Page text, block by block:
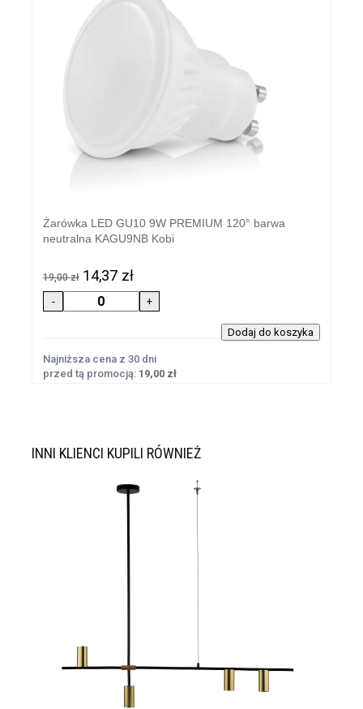
Żarówka LED GU10 9W PREMIUM 120° barwa
neutralna KAGU9NB Kobi
19,00 zł 14,37 zł
Najniższa cena z 30 dni
przed tą promocją: 19,00 zł
INNI KLIENCI KUPILI RÓWNIEŻ